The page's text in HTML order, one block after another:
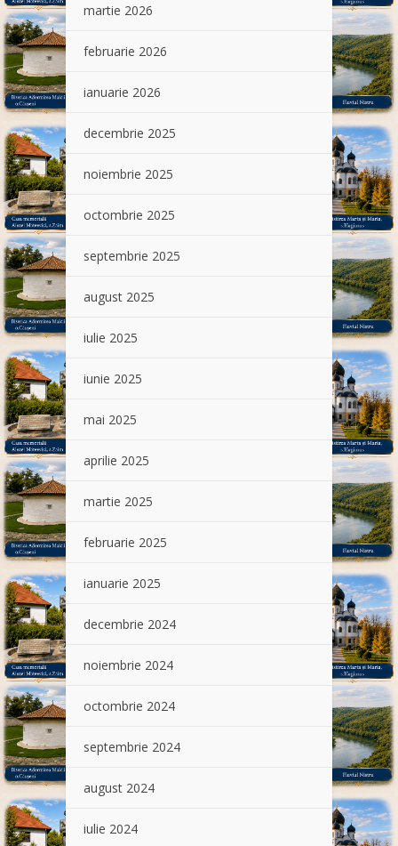
martie 2026
februarie 2026
ianuarie 2026
decembrie 2025
noiembrie 2025
octombrie 2025
septembrie 2025
august 2025
iulie 2025
iunie 2025
mai 2025
aprilie 2025
martie 2025
februarie 2025
ianuarie 2025
decembrie 2024
noiembrie 2024
octombrie 2024
septembrie 2024
august 2024
iulie 2024